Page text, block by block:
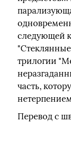
следующей
трилогии
часть,
Перевод с